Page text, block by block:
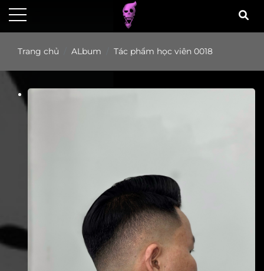
Trang chủ ALbum Tác phẩm học viên 0018